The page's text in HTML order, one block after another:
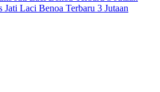
Laci Benoa Terbaru 3 Jutaan